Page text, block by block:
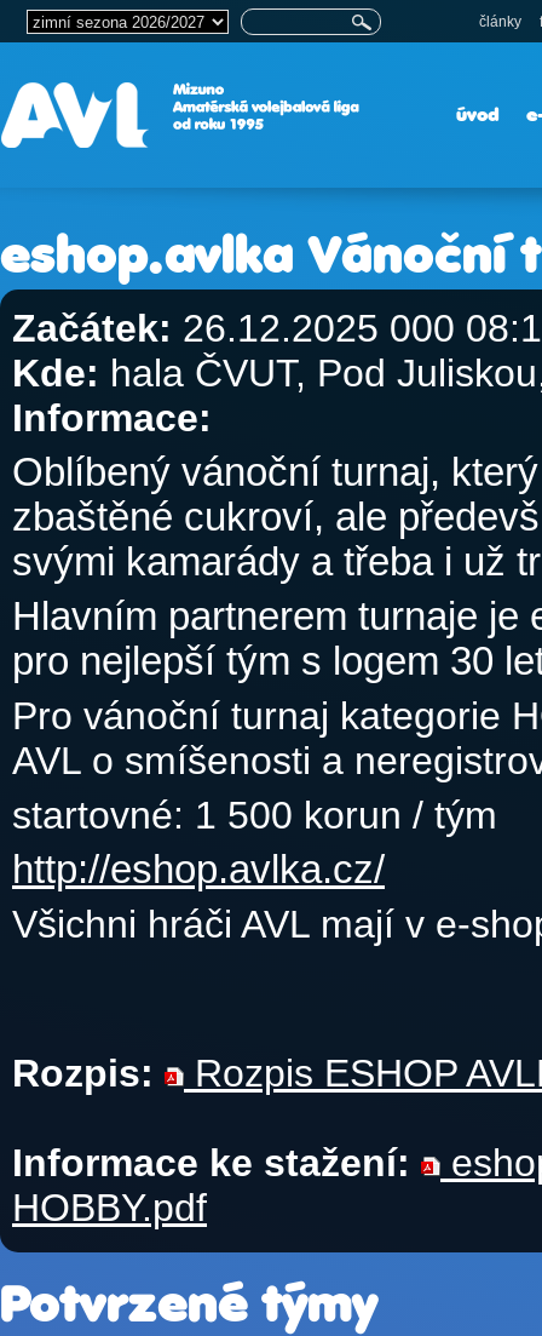
články
úvod
eshop.avlka Vánoční
Začátek: 26.12.2025 000
Kde: hala ČVUT, Pod
Informace:
Oblíbený vánoční turnaj,
zbaštěné cukroví, ale
svými kamarády a třeba i už
Hlavním partnerem turnaje
pro nejlepší tým s logem 30
Pro vánoční turnaj kategorie
AVL o smíšenosti a
startovné: 1 500 korun / tým
http://eshop.avlka.cz/
Všichni hráči AVL mají v e-
Rozpis: Rozpis ESHOP
Informace ke stažení:
HOBBY.pdf
Potvrzené týmy